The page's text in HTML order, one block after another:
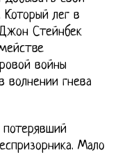
Который лег в
Стейнбек
войны
волнении гнева
Мало